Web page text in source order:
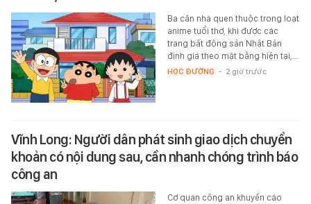
Ba căn nhà quen thuộc trong loạt
anime tuổi thơ, khi được các
trang bất động sản Nhật Bản
định giá theo mặt bằng hiện tại,…
HỌC ĐƯỜNG - 2 giờ trước
Vĩnh Long: Người dân phát sinh giao dịch chuyển
khoản có nội dung sau, cần nhanh chóng trình báo
công an
Cơ quan công an khuyến cáo